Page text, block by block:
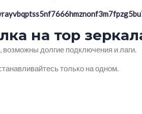
на тор
долгие подключения и лаги.
только на одном.